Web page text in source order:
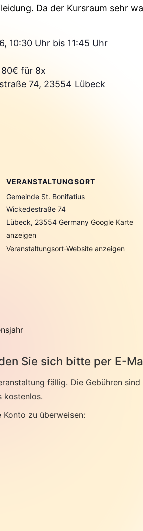
Da der Kursraum sehr
10:30 Uhr bis 11:45 Uhr
für 8x
74, 23554 Lübeck
VERANSTALTUNGSORT
Gemeinde St. Bonifatius
Wickedestraße 74
Lübeck, 23554 Germany Google Karte
anzeigen
Veranstaltungsort-Website anzeigen
Sie sich bitte per E-
fällig. Die Gebühren
kostenlos.
zu überweisen: